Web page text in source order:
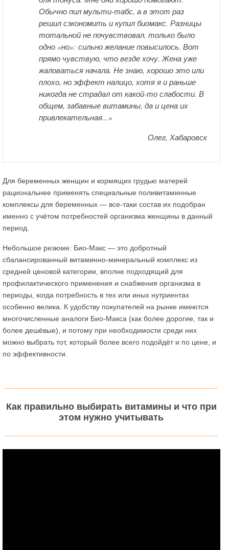
Обычно пил мульти-табс, а в этот раз
решил сэкономить и купил биомакс. Разницы
тотальной не почувствовал, только было
одно «но»: сильно желание повысилось. Вот
прямо чувствую, что везде хочу. Жена уже
жаловаться начала. Не знаю, хорошо это или
плохо, но эффект налицо, хотя я и раньше
никогда не страдал от какой-то слабости. В
общем, забавные витамины, да и цена их
привлекательная...»
Олег, Хабаровск
Для беременных женщин и кормящих грудью матерей
рациональнее применять специальные поливитаминные
комплексы для беременных — все-таки состав их подобран
именно с учётом потребностей организма женщины в данный
период.
Небольшое резюме: Био-Макс — это добротный
сбалансированный витаминно-минеральный комплекс из
средней ценовой категории, вполне подходящий для
профилактического применения и снабжения организма в
периоды, когда потребность в тех или иных нутриентах
особенно велика. К удобству покупателей на рынке имеются
многочисленные аналоги Био-Макса (как более дорогие, так и
более дешёвые), и потому при необходимости среди них
можно выбрать тот, который более всего подойдёт и по цене, и
по эффективности.
Как правильно выбирать витамины и что при
этом нужно учитывать